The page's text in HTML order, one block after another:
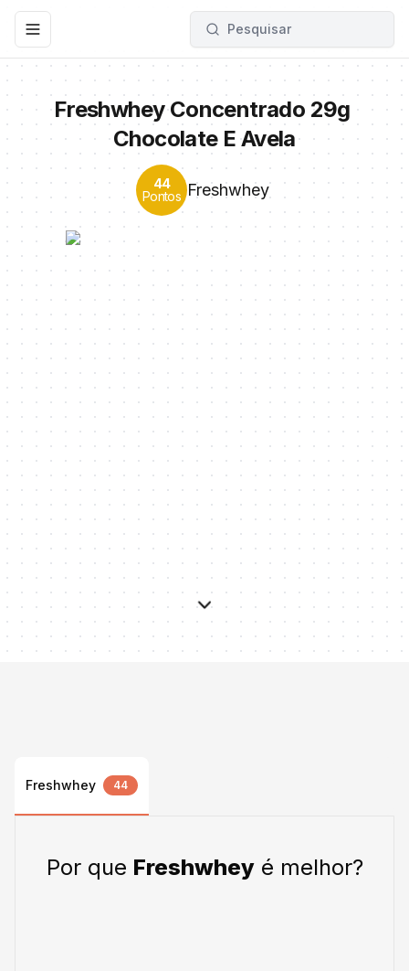
Toggle navigation menu Pesquisar
Freshwhey Concentrado 29g
Chocolate E Avela
44
Pontos Freshwhey
Freshwhey 44
Por que Freshwhey é melhor?